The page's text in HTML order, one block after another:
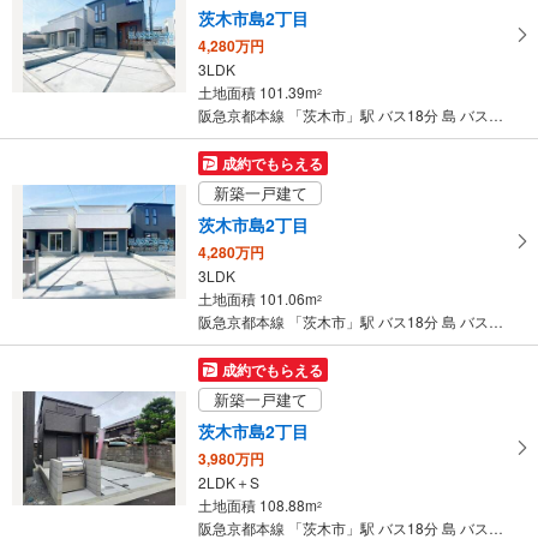
ー
ジ
に
存
る
茨木市島2丁目
4,280万円
3LDK
土地面積 101.39m2
阪急京都本線 「茨木市」駅 バス18分 島 バス停下車 徒歩3分
成約でもらえる
新築一戸建て
茨木市島2丁目
4,280万円
3LDK
土地面積 101.06m2
阪急京都本線 「茨木市」駅 バス18分 島 バス停下車 徒歩3分
成約でもらえる
新築一戸建て
茨木市島2丁目
3,980万円
2LDK＋S
土地面積 108.88m2
阪急京都本線 「茨木市」駅 バス18分 島 バス停下車 徒歩3分